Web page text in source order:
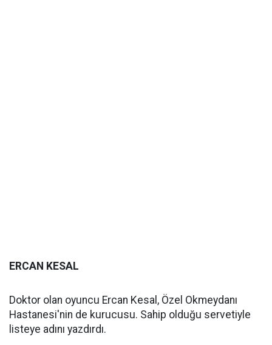
ERCAN KESAL
Doktor olan oyuncu Ercan Kesal, Özel Okmeydanı
Hastanesi'nin de kurucusu. Sahip olduğu servetiyle
listeye adını yazdırdı.